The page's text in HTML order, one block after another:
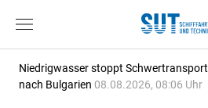
Niedrigwasser stoppt Schwertransport
nach Bulgarien 08.08.2026, 08:06 Uhr